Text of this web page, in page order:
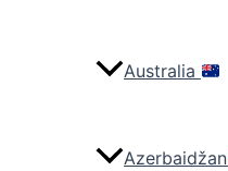
Australia
Azerbaidžan